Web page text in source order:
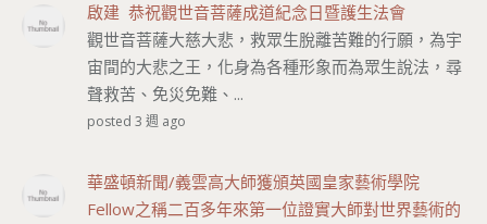
啟建 恭祝觀世音菩薩成道紀念日暨護生法會
觀世音菩薩大慈大悲，救眾生脫離苦難的行願，為宇
宙間的大悲之王，化身為各種形象而為眾生說法，尋
聲救苦、免災免難、...
posted 3 週 ago
華盛頓新聞/義雲高大師獲頒英國皇家藝術學院
Fellow之稱二百多年來第一位證實大師對世界藝術的